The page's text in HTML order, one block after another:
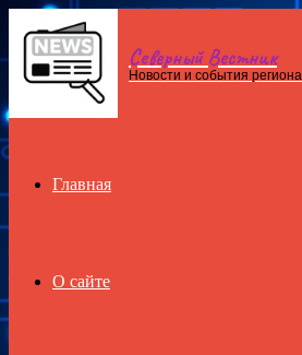
Menu Северный Вестник
Новости и события региона
Главная
О сайте